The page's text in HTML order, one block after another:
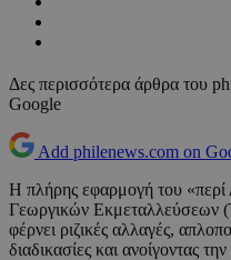
Δες περισσότερα άρθρα του
Google
Add philenews.com on
Η πλήρης εφαρμογή του
Γεωργικών Εκμεταλλεύσεων
φέρνει ριζικές αλλαγές,
διαδικασίες και ανοίγοντας